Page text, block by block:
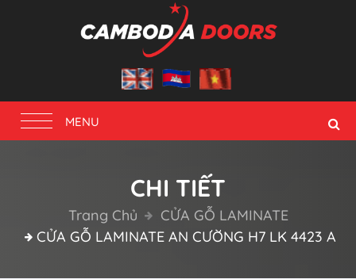
Toggle
navigation
MENU
CHI TIẾT
Trang Chủ
CỬA GỖ LAMINATE
CỬA GỖ LAMINATE AN CƯỜNG H7 LK 4423 A